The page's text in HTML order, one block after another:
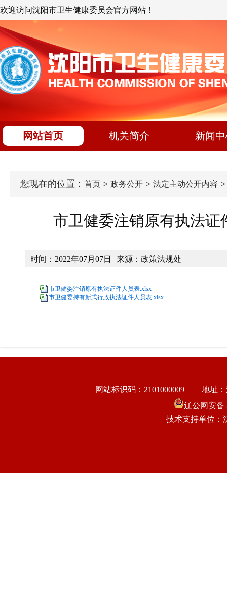
欢迎访问沈阳市卫生健康委员会官方网站！
网站首页 机关简介 新闻
您现在的位置： 首页 > 政务公开 > 法定主动公开内容
市卫健委注销原有执法
时间：2022年07月07日 来源：政策法规处
市卫健委注销原有执法证件人员表.xlsx
市卫健委持有新式行政执法证件人员表.xlsx
网站标识码：2101000009
地址
辽公网安备
技术支持单位：